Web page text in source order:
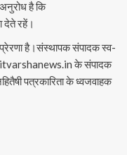
है कि
देते रहें।
प्रेरणा है।संस्थापक संपादक स्व-
के संपादक
पत्रकारिता के ध्वजवाहक